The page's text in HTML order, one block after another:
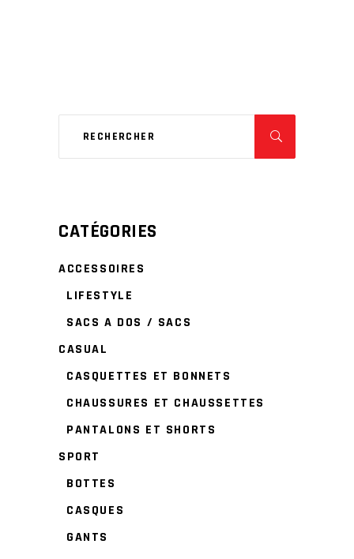
CATÉGORIES
ACCESSOIRES
LIFESTYLE
SACS A DOS / SACS
CASUAL
CASQUETTES ET BONNETS
CHAUSSURES ET CHAUSSETTES
PANTALONS ET SHORTS
SPORT
BOTTES
CASQUES
GANTS